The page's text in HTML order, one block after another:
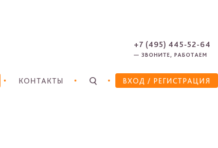
КОНТАКТЫ ВХОД / РЕГИСТРАЦИЯ
+7 (495) 445-52-64
— ЗВОНИТЕ, РАБОТАЕМ